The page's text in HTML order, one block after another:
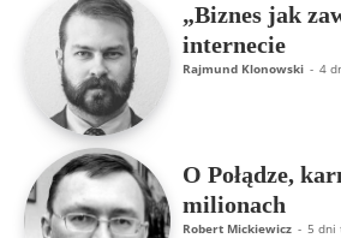
„Biznes jak
internecie
Rajmund Klonowski - 4
O Połądze,
milionach
Robert Mickiewicz - 5 dni